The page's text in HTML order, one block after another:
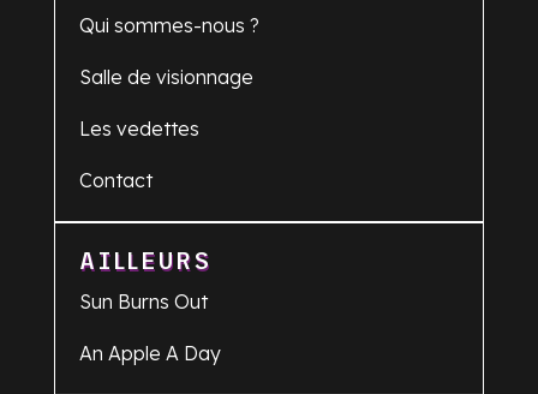
Qui sommes-nous ?
Salle de visionnage
Les vedettes
Contact
AILLEURS
Sun Burns Out
An Apple A Day